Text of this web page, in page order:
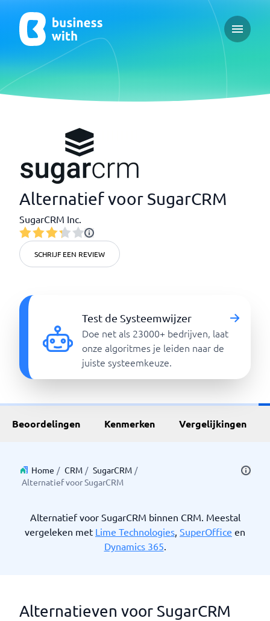
Open
Alternatief voor SugarCRM
SugarCRM Inc.
SCHRIJF EEN REVIEW
Test de Systeemwijzer
Doe net als 23000+ bedrijven, laat
onze algoritmes je leiden naar de
juiste systeemkeuze.
Beoordelingen Kenmerken Vergelijkingen
Home / CRM / SugarCRM /
Alternatief voor SugarCRM
Alternatief voor SugarCRM binnen CRM. Meestal
vergeleken met Lime Technologies, SuperOffice en
Dynamics 365.
Alternatieven voor SugarCRM